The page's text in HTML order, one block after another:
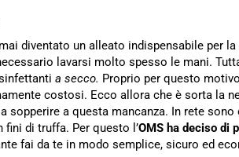
diventato un alleato indispensabile per
lavarsi molto spesso le mani.
a secco. Proprio per questo
costosi. Ecco allora che è sorta la
sopperire a questa mancanza. In rete
di truffa. Per questo l’OMS ha deciso di
fai da te in modo semplice, sicuro ed